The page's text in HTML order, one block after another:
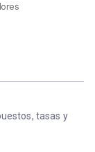
tasas y